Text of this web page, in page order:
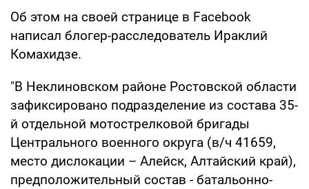
Об этом на своей странице в Facebook
написал блогер-расследователь Ираклий
Комахидзе.
"В Неклиновском районе Ростовской области
зафиксировано подразделение из состава 35-
й отдельной мотострелковой бригады
Центрального военного округа (в/ч 41659,
место дислокации – Алейск, Алтайский край),
предположительный состав - батальонно-